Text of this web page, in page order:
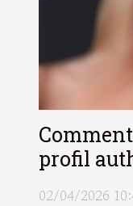
profil
de
02/04/2026